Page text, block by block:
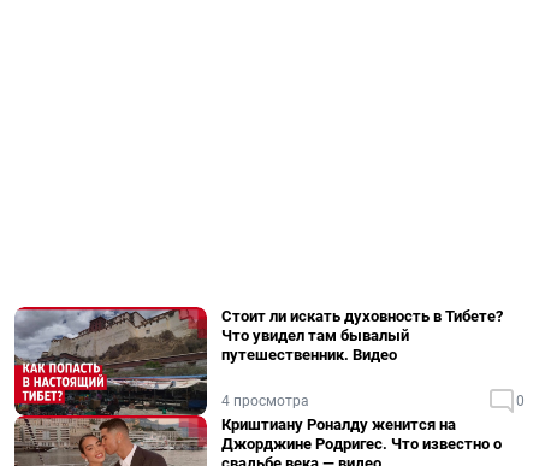
Стоит ли искать духовность в Тибете?
Что увидел там бывалый
путешественник. Видео
4 просмотра 0
Криштиану Роналду женится на
Джорджине Родригес. Что известно о